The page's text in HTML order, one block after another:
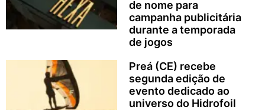
de nome para
campanha publicitária
durante a temporada
de jogos
Preá (CE) recebe
segunda edição de
evento dedicado ao
universo do Hidrofoil